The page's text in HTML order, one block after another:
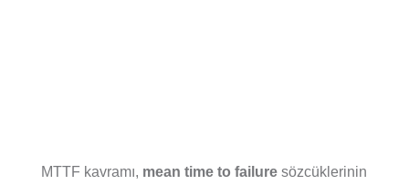
MTTF kavramı, mean time to failuresözcüklerinin